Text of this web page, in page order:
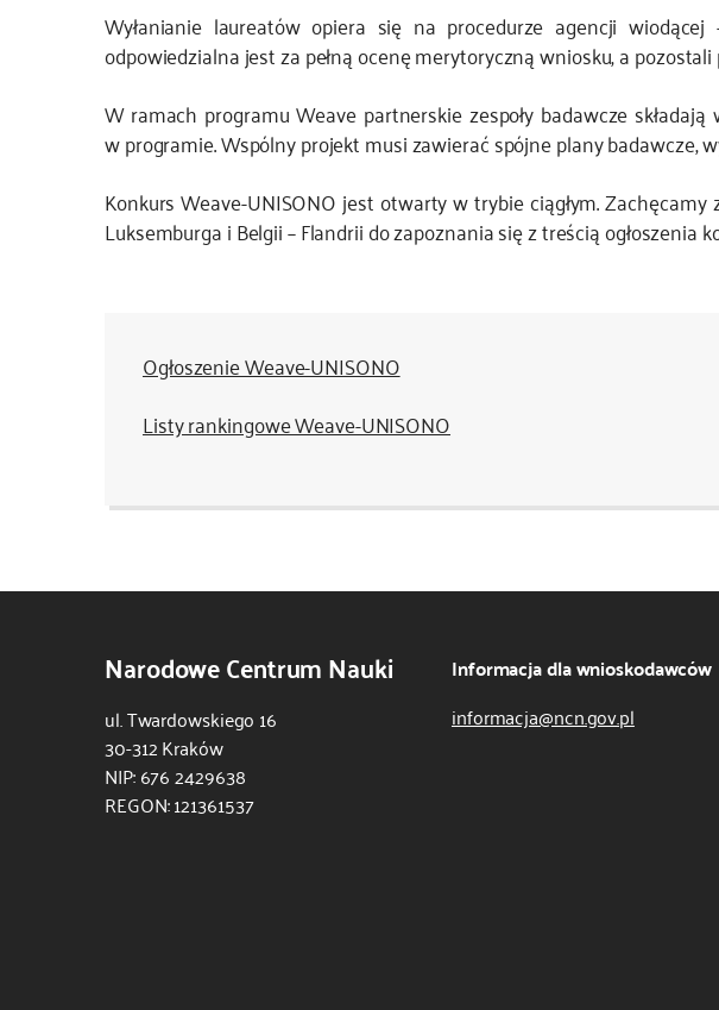
Wyłanianie laureatów opiera się na procedurze agencji
odpowiedzialna jest za pełną ocenę merytoryczną wniosku, a
W ramach programu Weave partnerskie zespoły badawcze
w programie. Wspólny projekt musi zawierać spójne plany badawcze,
Konkurs Weave-UNISONO jest otwarty w trybie ciągłym.
Luksemburga i Belgii – Flandrii do zapoznania się z treścią ogłoszenia
Ogłoszenie Weave-UNISONO
Listy rankingowe Weave-UNISONO
Narodowe Centrum Nauki
ul. Twardowskiego 16
30-312 Kraków
NIP: 676 2429638
REGON: 121361537
Informacja dla wnioskodawców
informacja@ncn.gov.pl